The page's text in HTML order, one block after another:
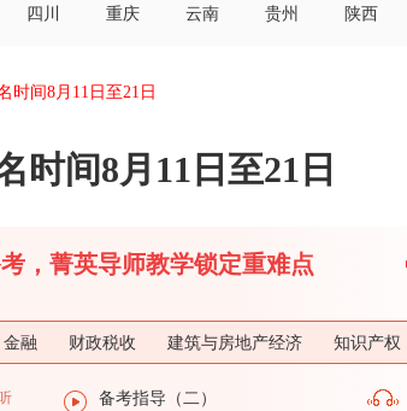
四川 重庆 云南 贵州 陕西
时间8月11日至21日
时间8月11日至21日
，菁英导师教学锁定重难点
金融 财政税收 建筑与房地产经济 知识产权
备考指导（二）